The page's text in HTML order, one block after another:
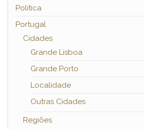
Política
Portugal
Cidades
Grande Lisboa
Grande Porto
Localidade
Outras Cidades
Regiões